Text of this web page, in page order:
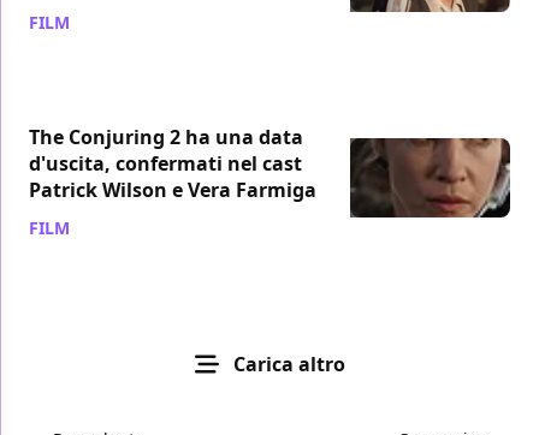
FILM
The Conjuring 2 ha una data
d'uscita, confermati nel cast
Patrick Wilson e Vera Farmiga
FILM
Carica altro